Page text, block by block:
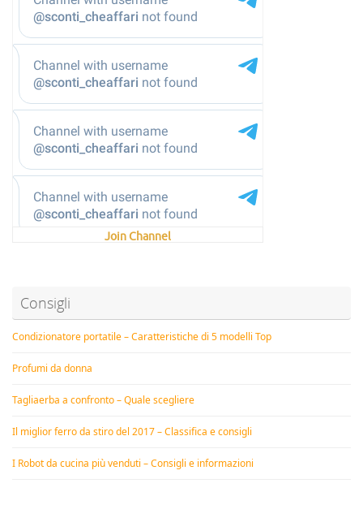
Join Channel
Consigli
Condizionatore portatile – Caratteristiche di 5 modelli Top
Profumi da donna
Tagliaerba a confronto – Quale scegliere
Il miglior ferro da stiro del 2017 – Classifica e consigli
I Robot da cucina più venduti – Consigli e informazioni